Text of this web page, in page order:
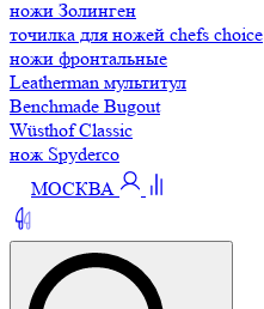
ножи Золинген
точилка для ножей chefs choice
ножи фронтальные
Leatherman мультитул
Benchmade Bugout
Wüsthof Classic
нож Spyderco
МОСКВА